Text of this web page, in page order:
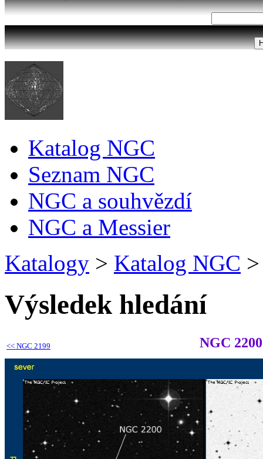
Katalog NGC
Seznam NGC
NGC a souhvězdí
NGC a Messier
Katalogy > Katalog NGC >
Výsledek hledání
<< NGC 2199 NGC 2200